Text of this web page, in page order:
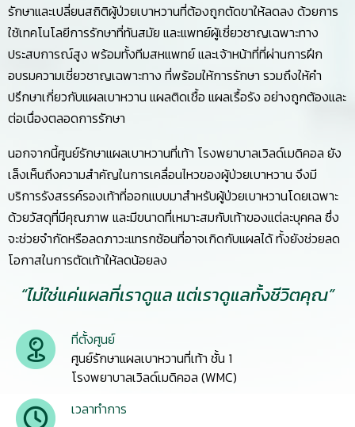
รักษาและเปลี่ยนสถิติผู้ป่วยเบาหวานที่ต้องถูกตัดขาให้ลดลง ด้วยการ
ใช้เทคโนโลยีการรักษาที่ทันสมัย และแพทย์ผู้เชี่ยวชาญเฉพาะทาง
ประสบการณ์สูง พร้อมทั้งทีมสหแพทย์ และเจ้าหน้าที่ที่ผ่านการฝึก
อบรมความเชี่ยวชาญเฉพาะทาง ที่พร้อมให้การรักษา รวมถึงให้คำ
ปรึกษาเกี่ยวกับแผลเบาหวาน แผลติดเชื้อ แผลเรื้อรัง อย่างถูกต้องและ
ต่อเนื่องตลอดการรักษา
นอกจากนี้ศูนย์รักษาแผลเบาหวานที่เท้า โรงพยาบาลเวิลด์เมดิคอล ยัง
เล็งเห็นถึงความสำคัญในการเคลื่อนไหวของผู้ป่วยเบาหวาน จึงมี
บริการรังสรรค์รองเท้าที่ออกแบบมาสำหรับผู้ป่วยเบาหวานโดยเฉพาะ
ด้วยวัสดุที่มีคุณภาพ และมีขนาดที่เหมาะสมกับเท้าของแต่ละบุคคล ซึ่ง
จะช่วยจำกัดหรือลดภาวะแทรกซ้อนที่อาจเกิดกับแผลได้ ทั้งยังช่วยลด
โอกาสในการตัดเท้าให้ลดน้อยลง
“ไม่ใช่แค่แผลที่เราดูแล แต่เราดูแลทั้งชีวิตคุณ”
ที่ตั้งศูนย์
ศูนย์รักษาแผลเบาหวานที่เท้า ชั้น 1
โรงพยาบาลเวิลด์เมดิคอล (WMC)
เวลาทำการ